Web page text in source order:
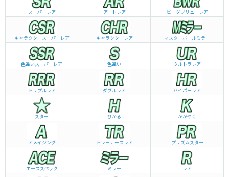
スーパーレア アートレア ビーダブリュー レア
キャラクタースーパーレア キャラクターレア マスターボールミラー
色違いスーパーレア 色違い ウルトラレア
トリプルレア ダブルレア ハイパーレア
スター ひかる かがやく
アメイジング トレーナーズレア プリズムスター
エーススペック ミラー レア